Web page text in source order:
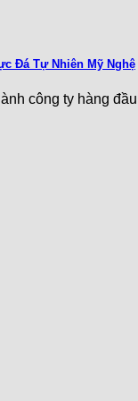
Đá Tự Nhiên Mỹ Nghệ
công ty hàng